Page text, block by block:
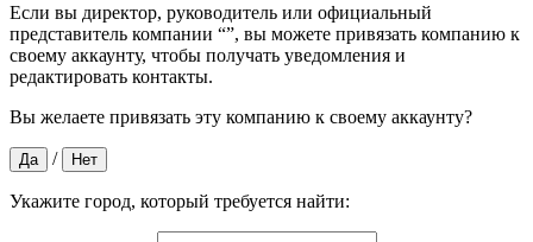
Если вы директор, руководитель или официальный
представитель компании “”, вы можете привязать компанию к
своему аккаунту, чтобы получать уведомления и
редактировать контакты.
Вы желаете привязать эту компанию к своему аккаунту?
Да / Нет
Укажите город, который требуется найти: